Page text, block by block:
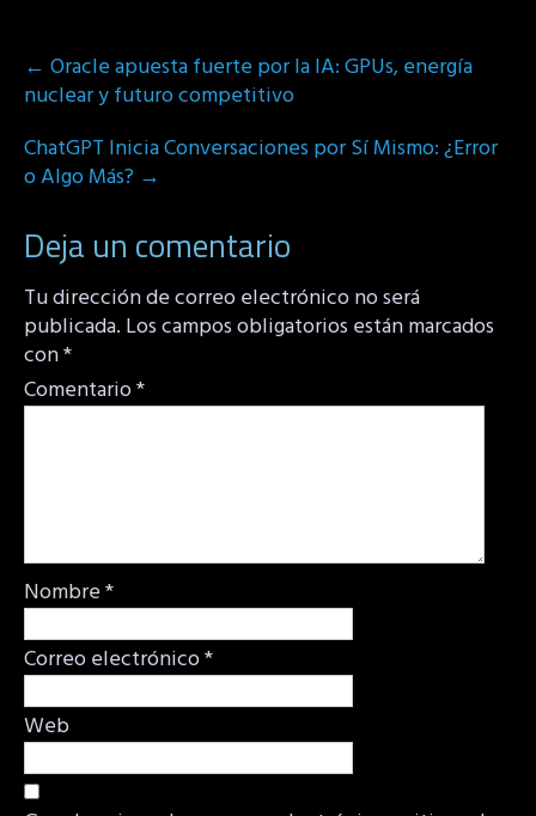
Post
navigation
← Oracle apuesta fuerte por la IA: GPUs, energía
nuclear y futuro competitivo
ChatGPT Inicia Conversaciones por Sí Mismo: ¿Error
o Algo Más? →
Deja un comentario
Tu dirección de correo electrónico no será
publicada. Los campos obligatorios están marcados
con*
Comentario*
Nombre*
Correo electrónico*
Web